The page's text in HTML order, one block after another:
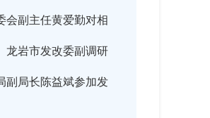
会副主任黄爱勤对相
龙岩市发改委副调研
副局长陈益斌参加发